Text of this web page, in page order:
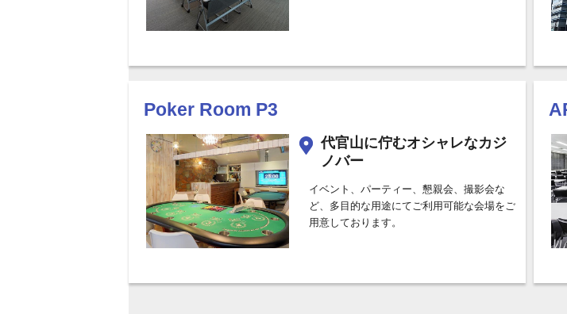
Poker Room P3
代官山に佇むオシャレなカジ
ノバー
イベント、パーティー、懇親会、撮影会な
ど、多目的な用途にてご利用可能な会場をご
用意しております。